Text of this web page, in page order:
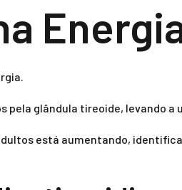
glândula tireoide, levando a
está aumentando,